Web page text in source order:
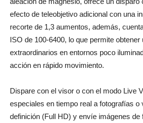
efecto de teleobjetivo adicional con una
recorte de 1,3 aumentos, además,
ISO de 100-6400, lo que permite obtener
extraordinarios en entornos poco
acción en rápido movimiento.
Dispare con el visor o con el modo Live
especiales en tiempo real a fotografías
definición (Full HD) y envíe imágenes de